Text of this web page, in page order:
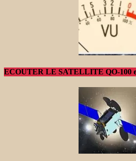
ECOUTER LE SATELLITE QO-100